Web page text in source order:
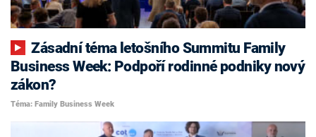
Zásadní téma letošního Summitu Family
Business Week: Podpoří rodinné podniky nový
zákon?
Téma: Family Business Week